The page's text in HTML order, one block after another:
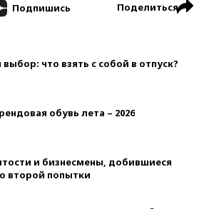
Подпишись Поделиться
что взять с собой в отпуск?
обувь лета – 2026
и бизнесмены, добившиеся
второй попытки